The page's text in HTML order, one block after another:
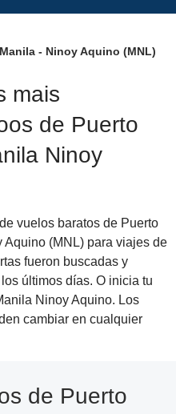
- Ninoy Aquino (MNL)
mais
de Puerto
Ninoy
vuelos baratos de Puerto
(MNL) para viajes de
fueron buscadas y
últimos días. O inicia tu
Ninoy Aquino. Los
cambiar en cualquier
de Puerto